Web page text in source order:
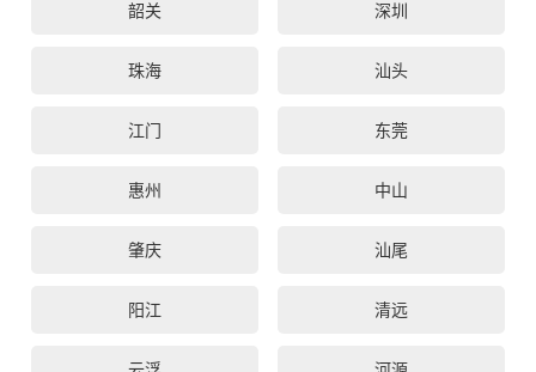
韶关 深圳
珠海 汕头
江门 东莞
惠州 中山
肇庆 汕尾
阳江 清远